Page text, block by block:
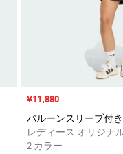
セール価格
¥11,880
バルーンスリーブ付
レディース オリジナ
2 カラー